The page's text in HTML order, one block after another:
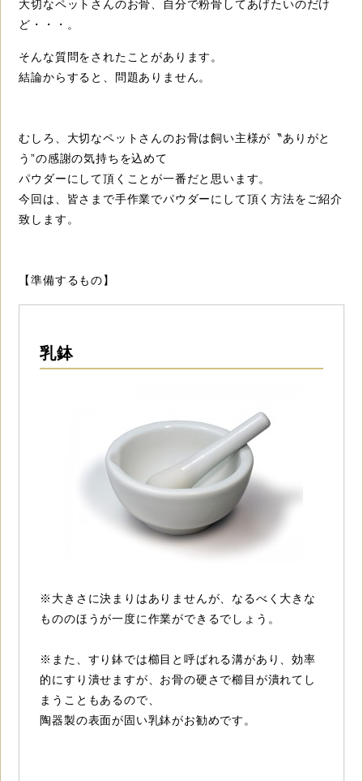
大切なペットさんのお骨、自分で粉骨してあげたいのだけ
ど・・・。
そんな質問をされたことがあります。
結論からすると、問題ありません。
むしろ、大切なペットさんのお骨は飼い主様が〝ありがと
う”の感謝の気持ちを込めて
パウダーにして頂くことが一番だと思います。
今回は、皆さまで手作業でパウダーにして頂く方法をご紹介
致します。
【準備するもの】
乳鉢
※大きさに決まりはありませんが、なるべく大きな
もののほうが一度に作業ができるでしょう。
※また、すり鉢では櫛目と呼ばれる溝があり、効率
的にすり潰せますが、お骨の硬さで櫛目が潰れてし
まうこともあるので、
陶器製の表面が固い乳鉢がお勧めです。